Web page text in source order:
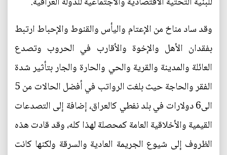
وقد ساد مناخ من الإعتام واليأس والقنوط والإحباط ارتبط
بفقدان الأهل والإخوة والأقارب في الحروب وتصدع
العائلة والمدينة والقرية والحي والحارة والجار بتأثير شدة
الفقر والحاجة حيث بلغت الرواتب في أفضل الحالات من 5
الى6 دولارات في بلد نفطي كالعراق، إضافة إلى التصدعات
القيمية والأخلاقية العامة كمحصلة لهذا كله، وقد قادت هذه
الظروف إلى شيوع الجريمة العادية والسرقة ولكنها كانت